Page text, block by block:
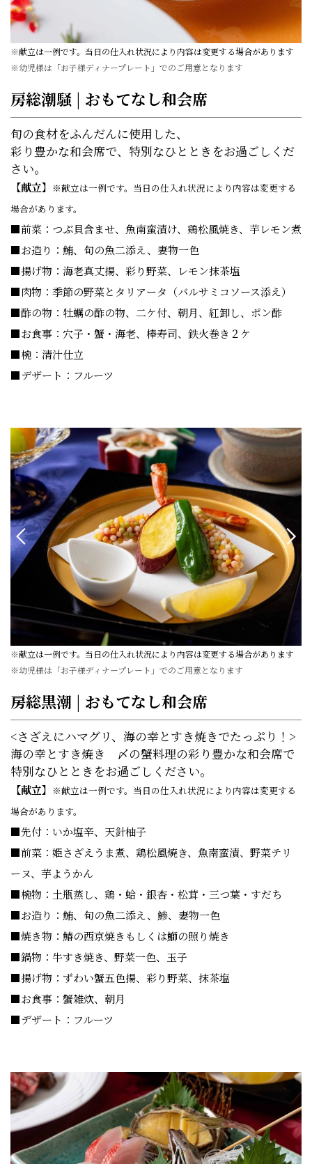
※献立は一例です。当日の仕入れ状況により内容は変更する場合があります
※幼児様は「お子様ディナープレート」でのご用意となります
房総潮騒 | おもてなし和会席
旬の食材をふんだんに使用した、
彩り豊かな和会席で、特別なひとときをお過ごしくだ
さい。
【献立】 ※献立は一例です。当日の仕入れ状況により内容は変更する
場合があります。
■前菜：つぶ貝含ませ、魚南蛮漬け、鶏松風焼き、芋レモン煮
■お造り：鮪、旬の魚二添え、妻物一色
■揚げ物：海老真丈揚、彩り野菜、レモン抹茶塩
■肉物：季節の野菜とタリアータ（バルサミコソース添え）
■酢の物：牡蠣の酢の物、二ケ付、朝月、紅卸し、ポン酢
■お食事：穴子・蟹・海老、棒寿司、鉄火巻き２ケ
■椀：清汁仕立
■デザート：フルーツ
※献立は一例です。当日の仕入れ状況により内容は変更する場合があります
※幼児様は「お子様ディナープレート」でのご用意となります
房総黒潮 | おもてなし和会席
<さざえにハマグリ、海の幸とすき焼きでたっぷり！>
海の幸とすき焼き 〆の蟹料理の彩り豊かな和会席で
特別なひとときをお過ごしください。
【献立】 ※献立は一例です。当日の仕入れ状況により内容は変更する
場合があります。
■先付：いか塩辛、天針柚子
■前菜：姫さざえうま煮、鶏松風焼き、魚南蛮漬、野菜テリ
ーヌ、芋ようかん
■椀物：土瓶蒸し、鶏・蛤・銀杏・松茸・三つ葉・すだち
■お造り：鮪、旬の魚二添え、鯵、妻物一色
■焼き物：鰆の西京焼きもしくは鰤の照り焼き
■鍋物：牛すき焼き、野菜一色、玉子
■揚げ物：ずわい蟹五色揚、彩り野菜、抹茶塩
■お食事：蟹雑炊、朝月
■デザート：フルーツ